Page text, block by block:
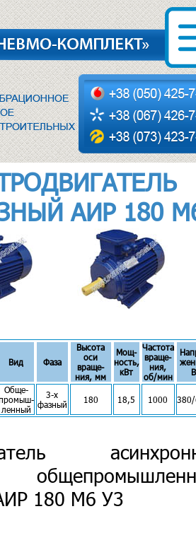
АИР 180
Вид Фаза
Высота
оси
враще-
ния, мм
Мощ-
ность,
кВт
Частота
враще-
ния,
об/мин
В
Обще-
ленный
3-х
фазный
180 18,5 1000
180 М6 У3